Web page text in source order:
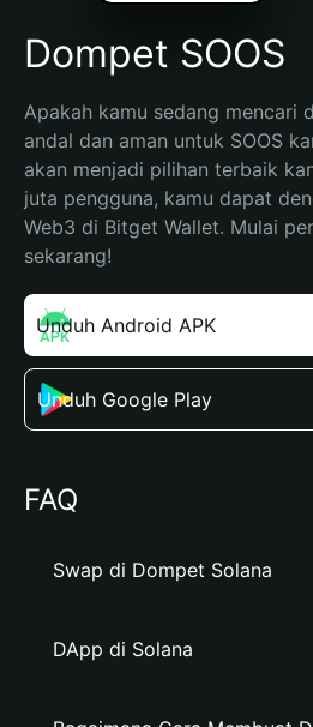
Dompet SOOS
Apakah kamu sedang mencari
andal dan aman untuk SOOS
akan menjadi pilihan terbaik
juta pengguna, kamu dapat
Web3 di Bitget Wallet. Mulai
sekarang!
Unduh Android APK
Unduh Google Play
FAQ
Swap di Dompet Solana
DApp di Solana